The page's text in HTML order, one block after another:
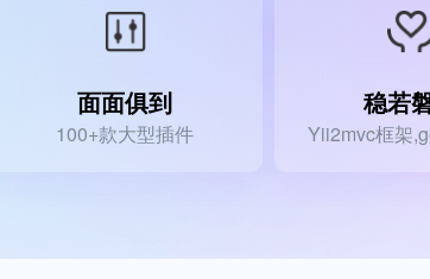
开放平台
自由入驻开发，系统级API开放
面面俱到
100+款大型插件
稳若
Yii2mvc框架